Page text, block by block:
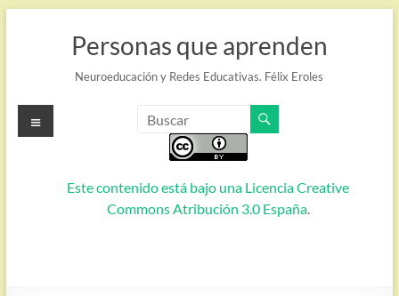
Personas que aprenden
Neuroeducación y Redes Educativas. Félix Eroles
Este contenido está bajo una Licencia Creative
Commons Atribución 3.0 España.
Menú